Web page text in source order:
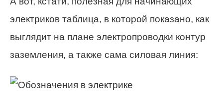
электриков таблица, в которой показано, как
выглядит на плане электропроводки контур
заземления, а также сама силовая линия: